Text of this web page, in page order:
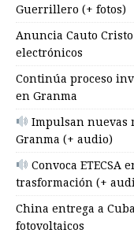
Guerrillero (+ fotos)
Anuncia Cauto
electrónicos
Continúa proceso
en Granma
Impulsan nuevas
Granma (+ audio)
Convoca
trasformación (+
China entrega a
fotovoltaicos